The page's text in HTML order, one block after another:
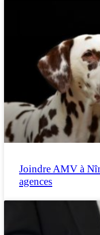
Joindre AMV à
agences